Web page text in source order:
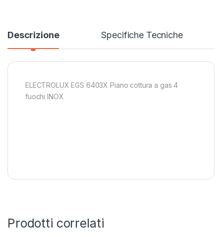
Descrizione Specifiche Tecniche
ELECTROLUX EGS 6403X Piano cottura a gas 4
fuochi INOX
Prodotti correlati